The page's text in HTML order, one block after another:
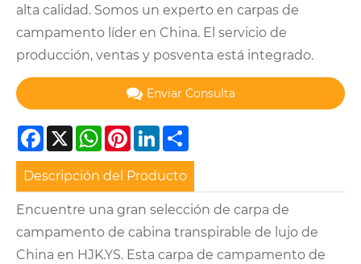
alta calidad. Somos un experto en carpas de
campamento líder en China. El servicio de
producción, ventas y posventa está integrado.
Enviar Consulta
Facebook
X WhatsApp
Pinterest
LinkedIn
Descripción del Producto
Encuentre una gran selección de carpa de
campamento de cabina transpirable de lujo de
China en HJK.YS. Esta carpa de campamento de